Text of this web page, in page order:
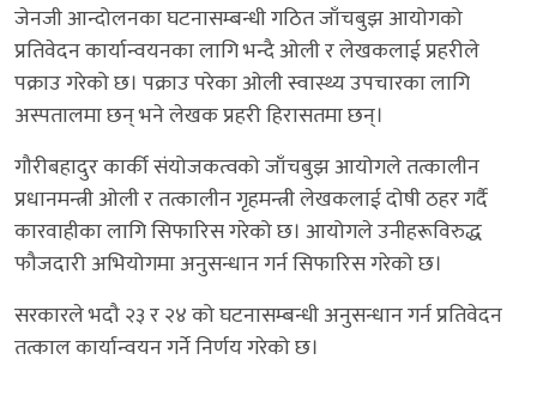
जेनजी आन्दोलनका घटनासम्बन्धी गठित जाँचबुझ आयोगको
प्रतिवेदन कार्यान्वयनका लागि भन्दै ओली र लेखकलाई प्रहरीले
पक्राउ गरेको छ। पक्राउ परेका ओली स्वास्थ्य उपचारका लागि
अस्पतालमा छन् भने लेखक प्रहरी हिरासतमा छन्।
गौरीबहादुर कार्की संयोजकत्वको जाँचबुझ आयोगले तत्कालीन
प्रधानमन्त्री ओली र तत्कालीन गृहमन्त्री लेखकलाई दोषी ठहर गर्दै
कारवाहीका लागि सिफारिस गरेको छ। आयोगले उनीहरूविरुद्ध
फौजदारी अभियोगमा अनुसन्धान गर्न सिफारिस गरेको छ।
सरकारले भदौ २३ र २४ को घटनासम्बन्धी अनुसन्धान गर्न प्रतिवेदन
तत्काल कार्यान्वयन गर्ने निर्णय गरेको छ।